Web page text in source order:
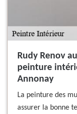
Rudy Renov
peinture
Annonay
La peinture des
assurer la bonne